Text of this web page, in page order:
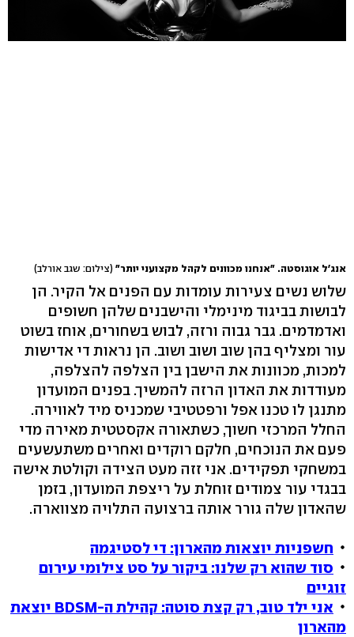
אנג'ל אוגוסטה. "אנחנו מכוונים לקהל מקצועני יותר" (צילום: שגב אורלב)
שלוש נשים צעירות עומדות עם הפנים אל הקיר. הן
לבושות בביגוד מינימלי והישבנים שלהן חשופים
ואדמדמים. גבר גבוה ורזה, לבוש בשחורים, אוחז בשוט
עור ומצליף בהן שוב ושוב ושוב. הן נראות די אדישות
למכות, מכוונות את הישבן בין הצלפה להצלפה,
מעודדות את האדון הרזה להמשיך. בפנים המועדון
מתנגן לו טכנו אפל ורפטטיבי שמכניס מיד לאווירה.
החלל המרכזי חשוך, כשתאורה אקסטטית מאירה מדי
פעם את הנוכחים, חלקם רוקדים ואחרים משתעשעים
במשחקי תפקידים. אני זזה מעט הצידה וקולטת אישה
בבגדי עור צמודים זוחלת על ריצפת המועדון, בזמן
שהאדון שלה גורר אותה ברצועה התלויה מצווארה.
חשפניות יוצאות מהארון: די לסטיגמה
סוד שהוא רק שלנו: ביקור על סט צילומי עירום
זוגיים
אני ילד טוב, רק קצת סוטה: קהילת ה-BDSM יוצאת
מהארון